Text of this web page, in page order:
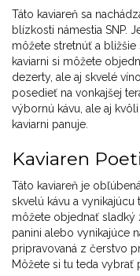
Táto kaviareň sa
blízkosti námestia SNP.
môžete stretnúť a
kaviarni si môžete
dezerty, ale aj skvelé
posedieť na vonkajšej
výbornú kávu, ale aj
kaviarni panuje.
Kaviaren
Táto kaviareň je
skvelú kávu a
môžete objednať sladký
panini alebo vynikajúce
pripravovaná z čerstvo
Môžete si tu teda vybrať